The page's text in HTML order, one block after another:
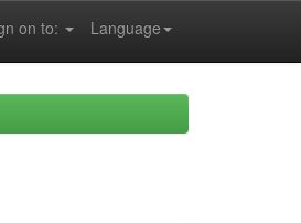
Language
on to: